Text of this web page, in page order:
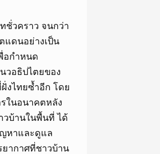
ชั่วคราว จนกว่า
แดนอย่างเป็น
อกำหนด
วอธิปไตยของ
งไทยซ้ำอีก โดย
ในอนาคตหลัง
วบ้านในพื้นที่ ได้
หาและดูแล
ากาศที่ชาวบ้าน